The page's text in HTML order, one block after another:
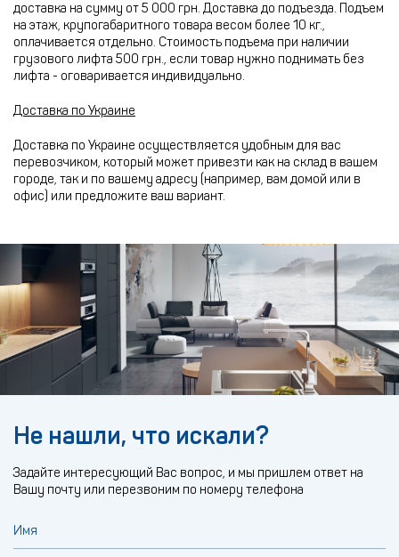
доставка на сумму от 5 000 грн. Доставка до подъезда. Подъем
на этаж, крупогабаритного товара весом более 10 кг.,
оплачивается отдельно. Стоимость подъема при наличии
грузового лифта 500 грн., если товар нужно поднимать без
лифта - оговаривается индивидуально.
Доставка по Украине
Доставка по Украине осуществляется удобным для вас
перевозчиком, который может привезти как на склад в вашем
городе, так и по вашему адресу (например, вам домой или в
офис) или предложите ваш вариант.
Не нашли, что искали?
Задайте интересующий Вас вопрос, и мы пришлем ответ на
Вашу почту или перезвоним по номеру телефона
Имя